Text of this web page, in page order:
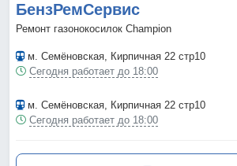
БензРемСервис
Ремонт газонокосилок Champion
м. Семёновская, Кирпичная 22 стр10
Сегодня работает до 18:00
м. Семёновская, Кирпичная 22 стр10
Сегодня работает до 18:00